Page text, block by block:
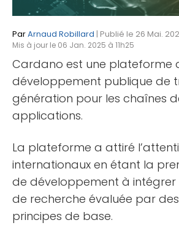
ParArnaud Robillard | Publié le 26 Mai.
Mis à jour le 06 Jan. 2025 à 11h25
Cardano est une plateforme
développement publique de
génération pour les chaînes
applications.
La plateforme a attiré
internationaux en étant la
de développement à intégrer
de recherche évaluée par
principes de base.